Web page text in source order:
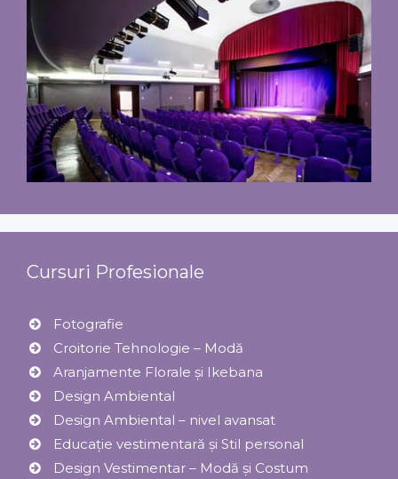
Cursuri Profesionale
Fotografie
Croitorie Tehnologie – Modă
Aranjamente Florale şi Ikebana
Design Ambiental
Design Ambiental – nivel avansat
Educație vestimentară și Stil personal
Design Vestimentar – Modă şi Costum